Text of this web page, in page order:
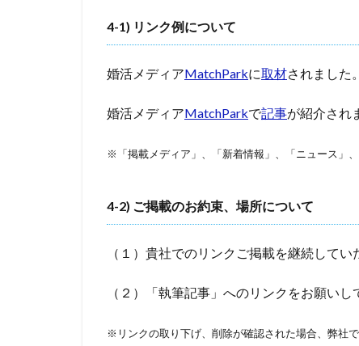
4-1) リンク例について
婚活メディアMatchParkに取材されました。
婚活メディアMatchParkで記事が紹介され
※「掲載メディア」、「新着情報」、「ニュース」
4-2) ご掲載のお約束、場所について
（１）貴社でのリンクご掲載を継続して
（２）「執筆記事」へのリンクをお願いし
※リンクの取り下げ、削除が確認された場合、弊社